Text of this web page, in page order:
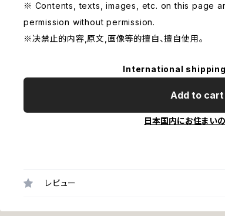
※ Contents, texts, images, etc. on this page
permission without permission.
※决禁止的内容,原文,画像等的擅自、擅自使用。
International
Add to cart
日本国内にお住まい
レビュー